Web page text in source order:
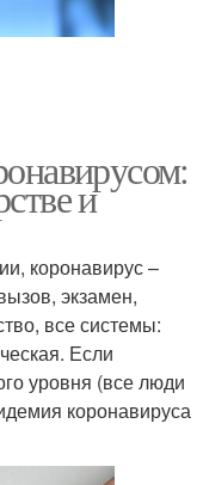
и
коронавирус –
экзамен,
все системы:
Если
уровня (все люди
коронавируса